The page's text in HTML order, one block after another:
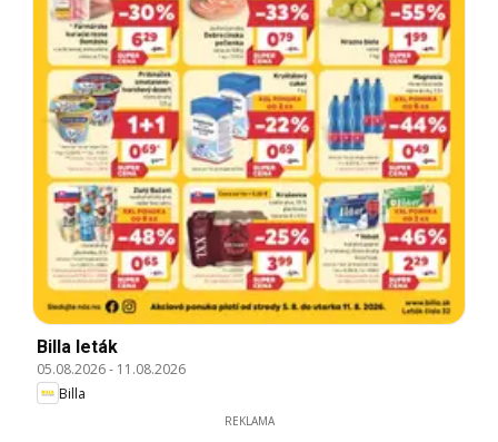
Billa leták
05.08.2026- 11.08.2026
Billa
REKLAMA